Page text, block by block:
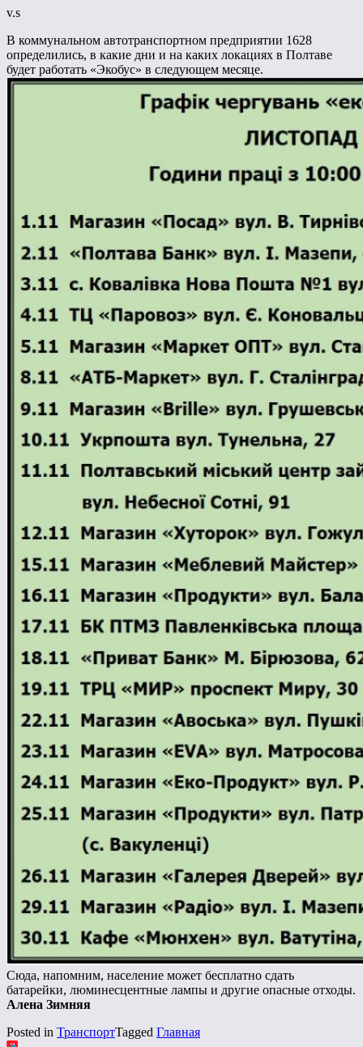
v.s
В коммунальном автотранспортном предприятии 1628
определились, в какие дни и на каких локациях в Полтаве
будет работать «Экобус» в следующем месяце.
Сюда, напомним, население может бесплатно сдать
батарейки, люминесцентные лампы и другие опасные отходы.
Алена Зимняя
Posted in ТранспортTagged Главная